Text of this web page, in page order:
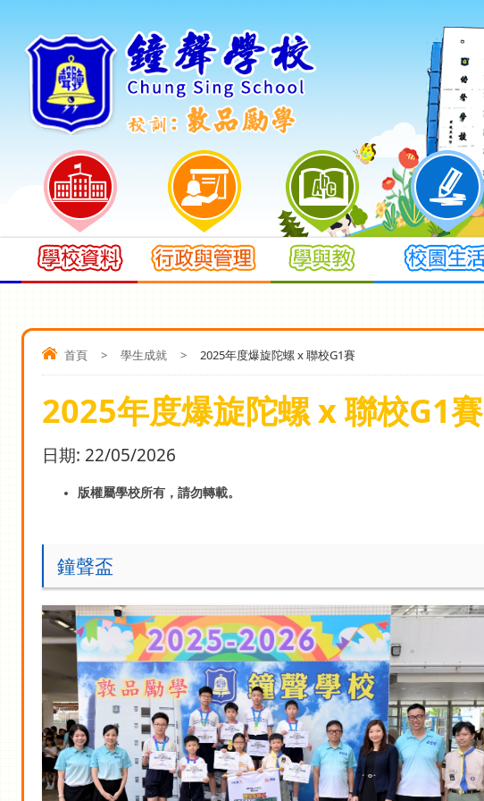
首頁 > 學生成就 > 2025年度爆旋陀螺 x 聯校G1賽
2025年度爆旋陀螺 x 聯校G1賽
日期: 22/05/2026
版權屬學校所有，請勿轉載。
鐘聲盃